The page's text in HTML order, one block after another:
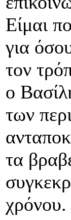
Είμαι
για
τον
ο
των
τα
χρόνου.